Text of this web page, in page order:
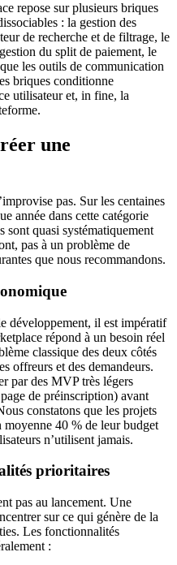
repose sur plusieurs briques
: la gestion des
de recherche et de filtrage, le
du split de paiement, le
les outils de communication
briques conditionne
utilisateur et, in fine, la
une
pas. Sur les centaines
année dans cette catégorie
sont quasi systématiquement
pas à un problème de
que nous recommandons.
développement, il est impératif
répond à un besoin réel
classique des deux côtés
offreurs et des demandeurs.
par des MVP très légers
de préinscription) avant
constatons que les projets
moyenne 40 % de leur budget
n’utilisent jamais.
prioritaires
pas au lancement. Une
sur ce qui génère de la
Les fonctionnalités
: